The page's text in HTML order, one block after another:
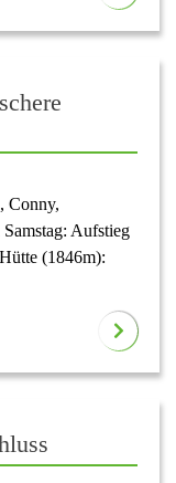
Conny,
Aufstieg
(1846m):